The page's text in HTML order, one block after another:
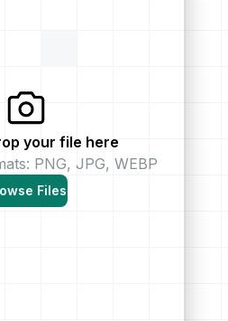
your file here
PNG, JPG, WEBP
Files